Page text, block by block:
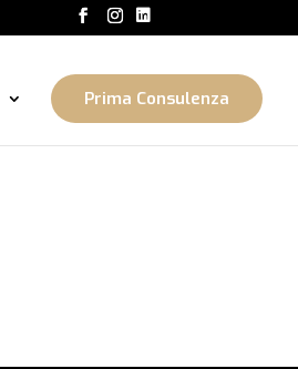
Prima Consulenza